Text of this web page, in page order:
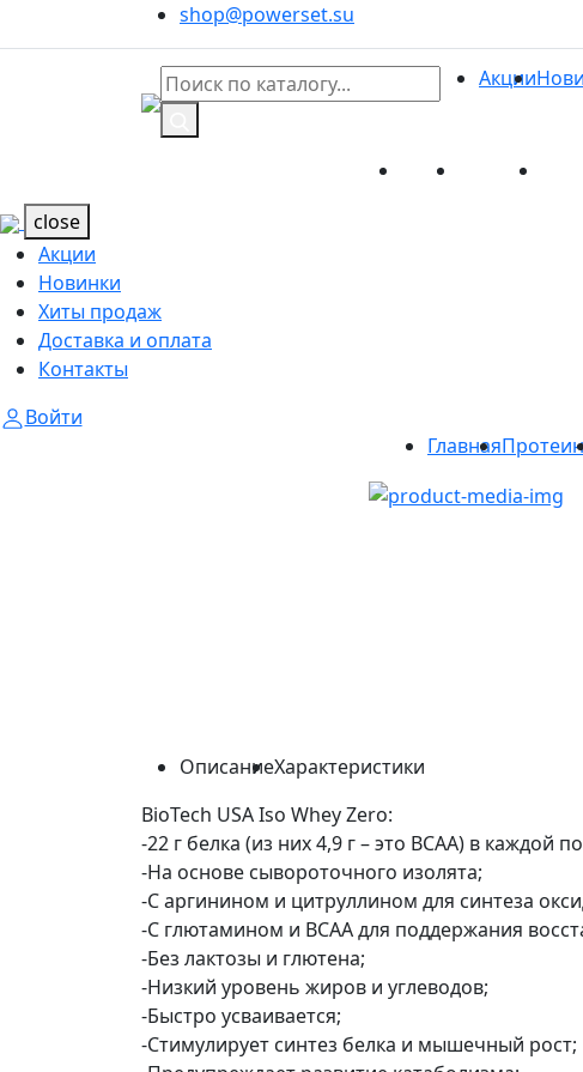
shop@powerset.su
Акции
Акции Новинки
close
Акции
Новинки
Хиты продаж
Доставка и оплата
Контакты
Войти
Главная
ОписаниеХарактеристики
BioTech USA Iso Whey Zero:
-22 г белка (из них 4,9 г – это BCAA) в каждой
-На основе сывороточного изолята;
-С аргинином и цитруллином для синтеза
-С глютамином и BCAA для поддержания
-Без лактозы и глютена;
-Низкий уровень жиров и углеводов;
-Быстро усваивается;
-Стимулирует синтез белка и мышечный рост;